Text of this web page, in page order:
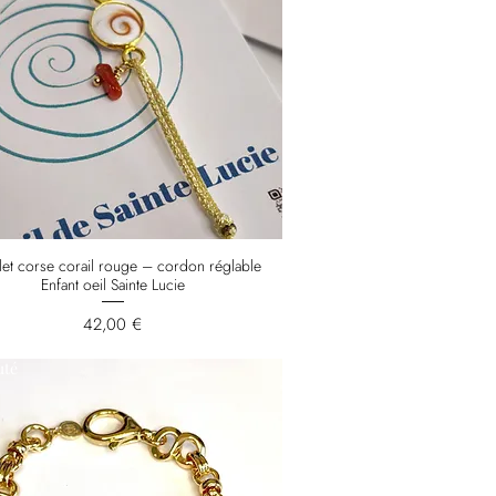
corse corail rouge – cordon réglable
Enfant oeil Sainte Lucie
Prix
42,00 €